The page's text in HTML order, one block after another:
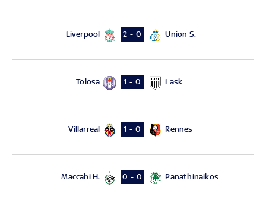
Liverpool 2 - 0 Union S.
Tolosa 1 - 0 Lask
Villarreal 1 - 0 Rennes
Maccabi H. 0 - 0 Panathinaikos